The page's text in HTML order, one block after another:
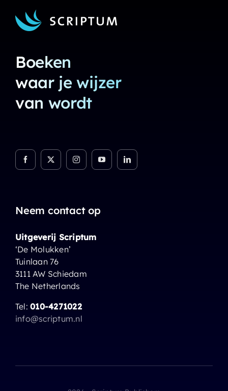
Boeken
waar je wijzer
van wordt
Neem contact op
Uitgeverij Scriptum
‘De Molukken’
Tuinlaan 76
3111 AW Schiedam
The Netherlands
Tel:010-4271022
info@scriptum.nl